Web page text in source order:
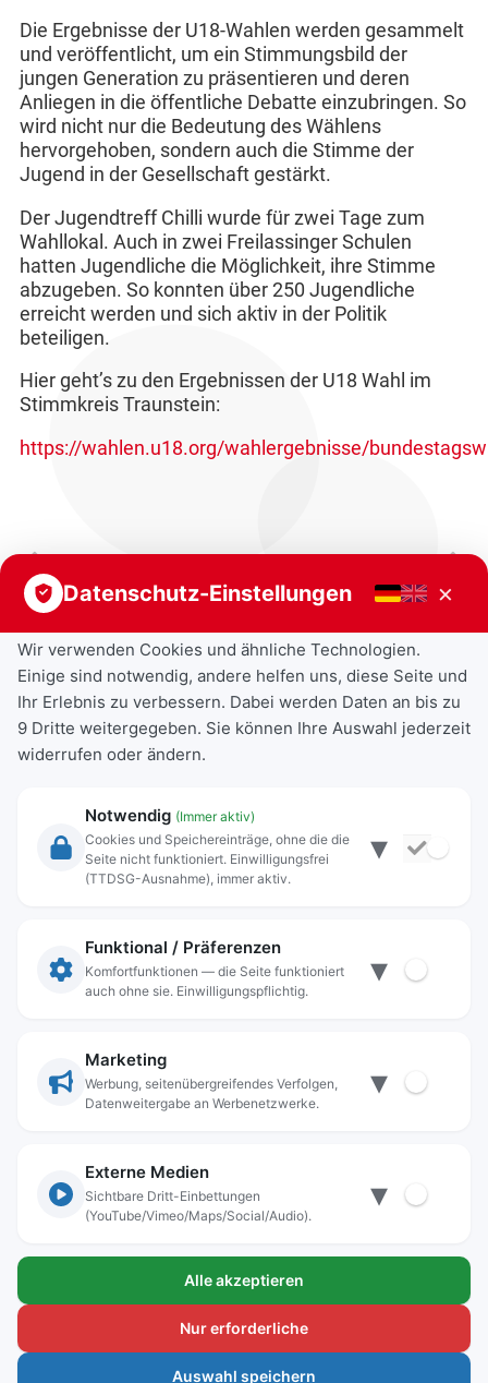
Die Ergebnisse der U18-Wahlen werden gesammelt
und veröffentlicht, um ein Stimmungsbild der
jungen Generation zu präsentieren und deren
Anliegen in die öffentliche Debatte einzubringen. So
wird nicht nur die Bedeutung des Wählens
hervorgehoben, sondern auch die Stimme der
Jugend in der Gesellschaft gestärkt.
Der Jugendtreff Chilli wurde für zwei Tage zum
Wahllokal. Auch in zwei Freilassinger Schulen
hatten Jugendliche die Möglichkeit, ihre Stimme
abzugeben. So konnten über 250 Jugendliche
erreicht werden und sich aktiv in der Politik
beteiligen.
Hier geht’s zu den Ergebnissen der U18 Wahl im
Stimmkreis Traunstein:
https://wahlen.u18.org/wahlergebnisse/
Rechtliche Angaben
Datenschutz
Anschrift
83395 Freilassing
Kontakt
rathaus@freilassing.de
Bankverbindungen der Stadt Freilassing
Sparkasse Berchtesgadener Land
IBAN.: DE56 7105 0000 0000 1000 24
BIC-Code: BYLADEM1BGL
Datenschutz-Einstellungen ×
Wir verwenden Cookies und ähnliche Technologien.
Einige sind notwendig, andere helfen uns, diese Seite und
Ihr Erlebnis zu verbessern. Dabei werden Daten an bis zu
9 Dritte weitergegeben. Sie können Ihre Auswahl jederzeit
widerrufen oder ändern.
Notwendig (Immer aktiv)
Cookies und Speichereinträge, ohne die die
Seite nicht funktioniert. Einwilligungsfrei
(TTDSG-Ausnahme), immer aktiv.
▾
Funktional / Präferenzen
Komfortfunktionen — die Seite funktioniert
auch ohne sie. Einwilligungspflichtig.
▾
Marketing
Werbung, seitenübergreifendes Verfolgen,
Datenweitergabe an Werbenetzwerke.
▾
Externe Medien
Sichtbare Dritt-Einbettungen
(YouTube/Vimeo/Maps/Social/Audio).
▾
Alle akzeptieren
Nur erforderliche
Auswahl speichern